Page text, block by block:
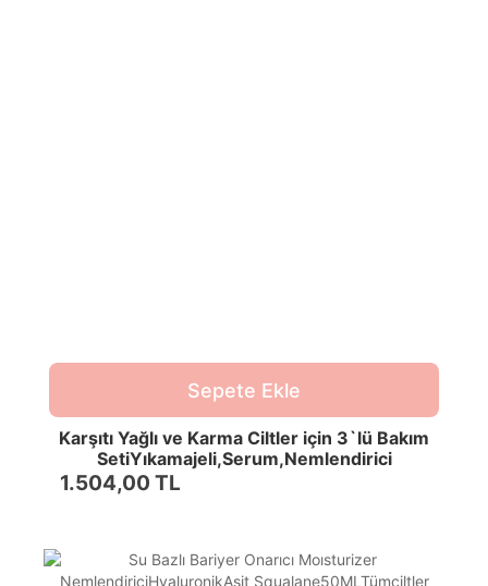
Sepete Ekle
Karşıtı Yağlı ve Karma Ciltler için 3`lü Bakım
SetiYıkamajeli,Serum,Nemlendirici
1.504,00 TL